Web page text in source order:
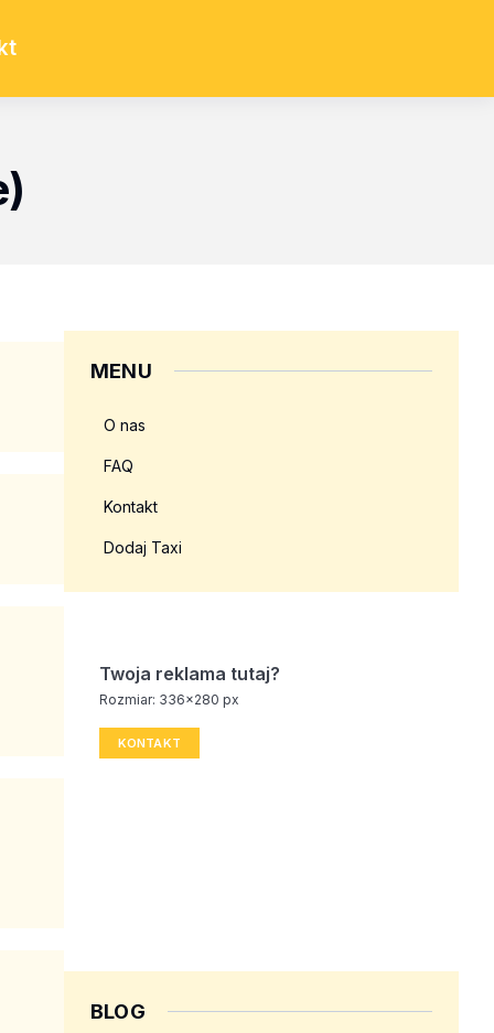
MENU
O nas
FAQ
Kontakt
Dodaj Taxi
Twoja reklama tutaj?
Rozmiar: 336x280 px
KONTAKT
BLOG